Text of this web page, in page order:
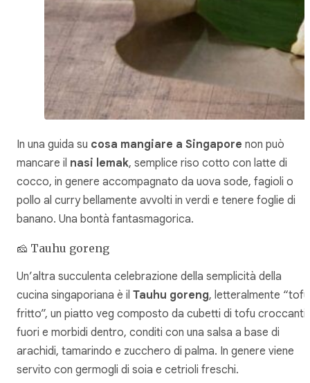
In una guida su cosa mangiare a Singapore non può
mancare il nasi lemak, semplice riso cotto con latte di
cocco, in genere accompagnato da uova sode, fagioli o
pollo al curry bellamente avvolti in verdi e tenere foglie di
banano. Una bontà fantasmagorica.
🧀 Tauhu goreng
Un’altra succulenta celebrazione della semplicità della
cucina singaporiana è il Tauhu goreng, letteralmente “tofu
fritto”, un piatto veg composto da cubetti di tofu croccanti
fuori e morbidi dentro, conditi con una salsa a base di
arachidi, tamarindo e zucchero di palma. In genere viene
servito con germogli di soia e cetrioli freschi.